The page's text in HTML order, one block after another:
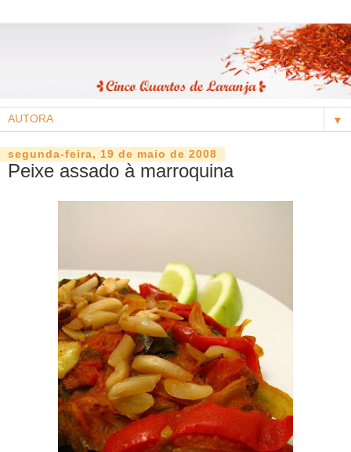
▼
segunda-feira, 19 de maio de 2008
Peixe assado à marroquina